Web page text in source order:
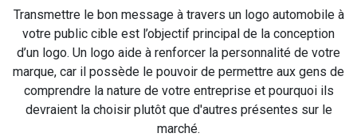
Transmettre le bon message à travers un logo automobile à
votre public cible est l’objectif principal de la conception
d’un logo. Un logo aide à renforcer la personnalité de votre
marque, car il possède le pouvoir de permettre aux gens de
comprendre la nature de votre entreprise et pourquoi ils
devraient la choisir plutôt que d'autres présentes sur le
marché.